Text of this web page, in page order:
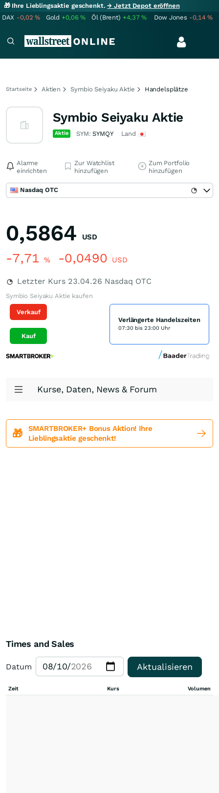
🎁 Ihre Lieblingsaktie geschenkt.→ Jetzt Depot eröffnen
DAX -0,02% Gold +0,06% Öl (Brent) +4,37% Dow Jones -0,14%
Startseite Aktien Symbio Seiyaku Aktie Handelsplätze
Symbio Seiyaku Aktie
Aktie SYM:SYMQY Land
Alarme
einrichten
Zur Watchlist
hinzufügen
Zum Portfolio
hinzufügen
Nasdaq OTC
0,5864 USD
-7,71 % -0,0490 USD
Letzter Kurs 23.04.26 Nasdaq OTC
Symbio Seiyaku Aktie kaufen
Verkauf
Kauf
Verlängerte Handelszeiten
07:30 bis 23:00 Uhr
Kurse, Daten, News & Forum
🎁
SMARTBROKER+ Bonus Aktion! Ihre
Lieblingsaktie geschenkt!
Times and Sales
Datum Aktualisieren
Zeit Kurs Volumen